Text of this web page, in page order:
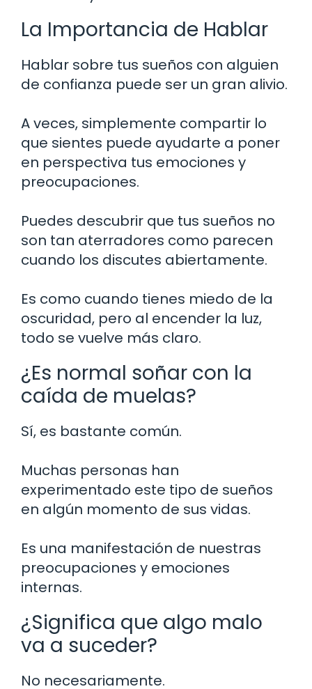
La Importancia de Hablar
Hablar sobre tus sueños con alguien
de confianza puede ser un gran alivio.
A veces, simplemente compartir lo
que sientes puede ayudarte a poner
en perspectiva tus emociones y
preocupaciones.
Puedes descubrir que tus sueños no
son tan aterradores como parecen
cuando los discutes abiertamente.
Es como cuando tienes miedo de la
oscuridad, pero al encender la luz,
todo se vuelve más claro.
¿Es normal soñar con la
caída de muelas?
Sí, es bastante común.
Muchas personas han
experimentado este tipo de sueños
en algún momento de sus vidas.
Es una manifestación de nuestras
preocupaciones y emociones
internas.
¿Significa que algo malo
va a suceder?
No necesariamente.